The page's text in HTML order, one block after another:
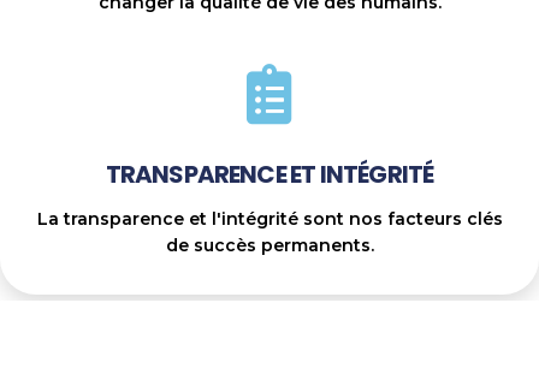
TRANSPARENCE ET INTÉGRITÉ
La transparence et l'intégrité sont nos facteurs clés
de succès permanents.